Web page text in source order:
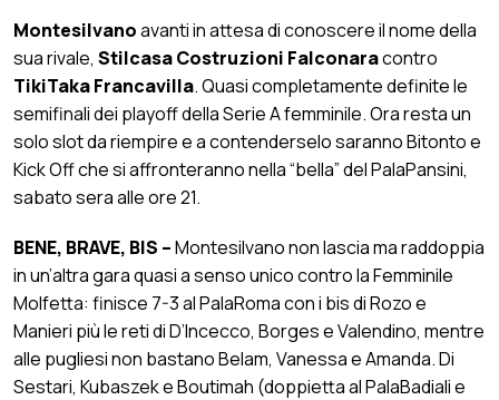
Montesilvanoavanti in attesa di conoscere il nome della
sua rivale, Stilcasa Costruzioni Falconaracontro
TikiTaka Francavilla. Quasi completamente definite le
semifinali dei playoff della Serie A femminile. Ora resta un
solo slot da riempire e a contenderselo saranno Bitonto e
Kick Off che si affronteranno nella “bella” del PalaPansini,
sabato sera alle ore 21.
BENE, BRAVE, BIS –Montesilvano non lascia ma raddoppia
in un’altra gara quasi a senso unico contro la Femminile
Molfetta: finisce 7-3 al PalaRoma con i bis di Rozo e
Manieri più le reti di D’Incecco, Borges e Valendino, mentre
alle pugliesi non bastano Belam, Vanessa e Amanda. Di
Sestari, Kubaszek e Boutimah (doppietta al PalaBadiali e